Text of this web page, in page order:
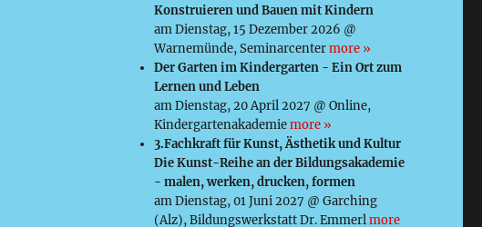
Konstruieren und Bauen mit Kindern
am Dienstag, 15 Dezember 2026 @
Warnemünde, Seminarcentermore »
Der Garten im Kindergarten - Ein Ort zum
Lernen und Leben
am Dienstag, 20 April 2027 @ Online,
Kindergartenakademiemore »
3.Fachkraft für Kunst, Ästhetik und Kultur
Die Kunst-Reihe an der Bildungsakademie
- malen, werken, drucken, formen
am Dienstag, 01 Juni 2027 @ Garching
(Alz), Bildungswerkstatt Dr. Emmerlmore